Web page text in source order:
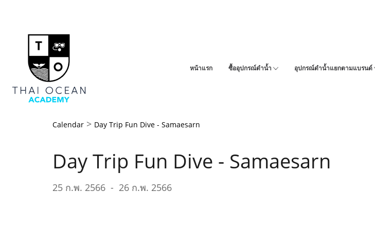
หน้าแรก ซื้ออุปกรณ์ดำน้ำ อุปกรณ์ดำน้ำแยกตามแบรนด์
Calendar > Day Trip Fun Dive - Samaesarn
Day Trip Fun Dive - Samaesarn
25 ก.พ. 2566 - 26 ก.พ. 2566